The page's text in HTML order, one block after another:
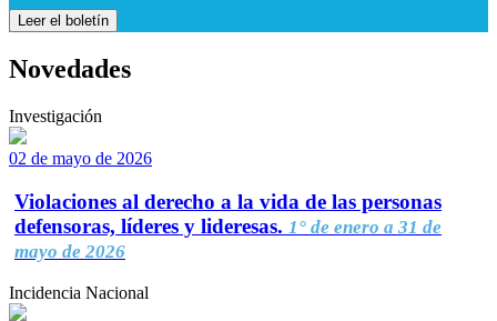
Leer el boletín
Novedades
Investigación
02 de mayo de 2026
Violaciones al derecho a la vida de las personas
defensoras, líderes y lideresas. 1° de enero a 31 de
mayo de 2026
Incidencia Nacional